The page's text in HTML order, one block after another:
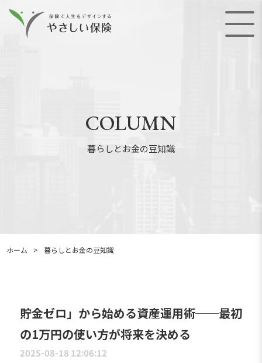
COLUMN
暮らしとお金の豆知識
ホーム > 暮らしとお金の豆知識
貯金ゼロ」から始める資産運用術──最初
の1万円の使い方が将来を決める
2025-08-18 12:06:12